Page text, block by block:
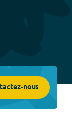
nous